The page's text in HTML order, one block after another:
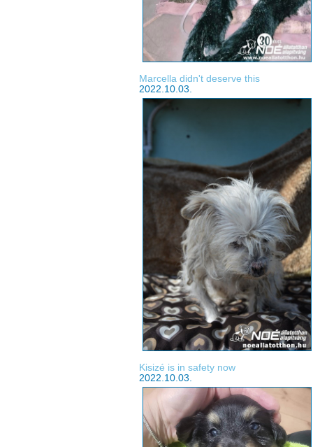
Marcella didn't deserve this
2022.10.03.
Kisizé is in safety now
2022.10.03.